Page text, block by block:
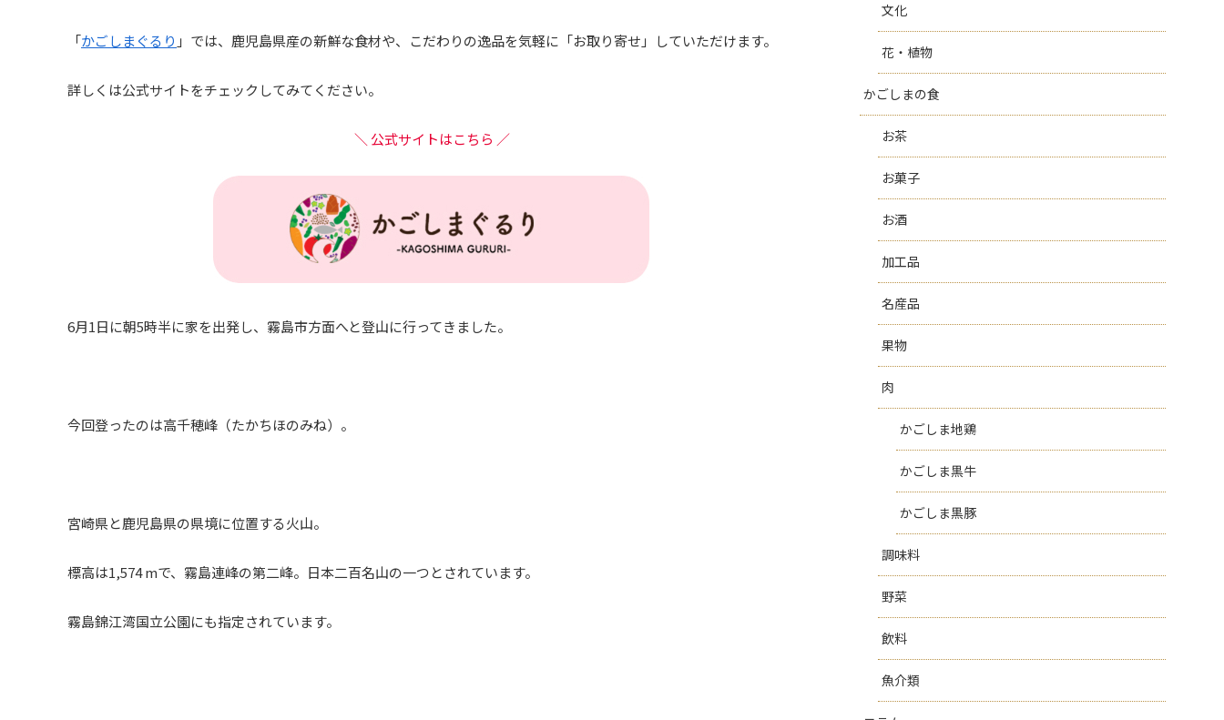
「かごしまぐるり 」では、鹿児島県産の新鮮な食材や、こだわりの逸品を気軽に「お取り寄せ」していただけます。
詳しくは公式サイトをチェックしてみてください。
＼ 公式サイトはこちら ／
6月1日に朝5時半に家を出発し、霧島市方面へと登山に行ってきました。
今回登ったのは高千穂峰（たかちほのみね）。
宮崎県と鹿児島県の県境に位置する火山。
標高は1,574 mで、霧島連峰の第二峰。日本二百名山の一つとされています。
霧島錦江湾国立公園にも指定されています。
文化
花・植物
かごしまの食
お茶
お菓子
お酒
加工品
名産品
果物
肉
かごしま地鶏
かごしま黒牛
かごしま黒豚
調味料
野菜
飲料
魚介類